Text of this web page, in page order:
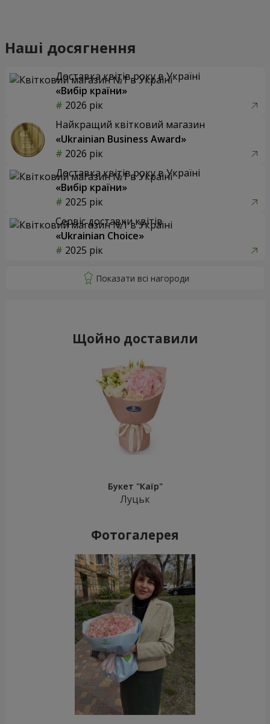
Наші досягнення
Доставка квітів року в Україні
«Вибір країни»
2026 рік
Найкращий квітковий магазин
«Ukrainian Business Award»
2026 рік
Доставка квітів року в Україні
«Вибір країни»
2025 рік
Сервіс доставки квітів
«Ukrainian Choice»
2025 рік
Щойно доставили
Букет "Каїр"
Луцьк
Фотогалерея